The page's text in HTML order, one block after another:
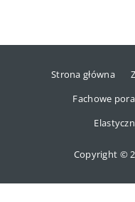
Strona główna
Fachowe
Copyright ©